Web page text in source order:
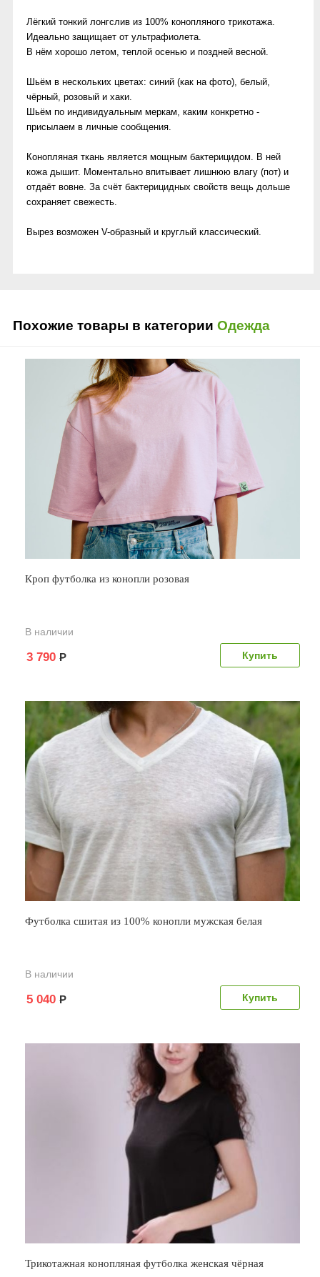
Лёгкий тонкий лонгслив из 100% конопляного трикотажа.
Идеально защищает от ультрафиолета.
В нём хорошо летом, теплой осенью и поздней весной.
Шьём в нескольких цветах: синий (как на фото), белый,
чёрный, розовый и хаки.
Шьём по индивидуальным меркам, каким конкретно -
присылаем в личные сообщения.
Конопляная ткань является мощным бактерицидом. В ней
кожа дышит. Моментально впитывает лишнюю влагу (пот) и
отдаёт вовне. За счёт бактерицидных свойств вещь дольше
сохраняет свежесть.
Вырез возможен V-образный и круглый классический.
Похожие товары в категории Одежда
Кроп футболка из конопли розовая
В наличии
3 790 Р
Футболка сшитая из 100% конопли мужская белая
В наличии
5 040 Р
Трикотажная конопляная футболка женская чёрная